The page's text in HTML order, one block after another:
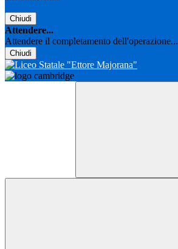
Chiudi
Attendere...
Attendere il completamento dell'operazione...
Chiudi